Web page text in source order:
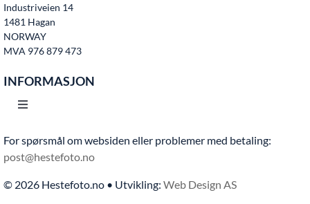
Industriveien 14
1481 Hagan
NORWAY
MVA 976 879 473
INFORMASJON
Toggle
Hjem
Bruksvilkår
For spørsmål om websiden eller problemer med betaling:
post@hestefoto.no
© 2026 Hestefoto.no • Utvikling: Web Design AS